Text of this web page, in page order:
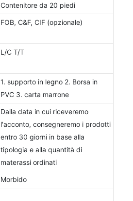
Contenitore da 20 piedi
FOB, C&F, CIF (opzionale)
L/C T/T
1. supporto in legno 2. Borsa in
PVC 3. carta marrone
Dalla data in cui riceveremo
l'acconto, consegneremo i prodotti
entro 30 giorni in base alla
tipologia e alla quantità di
materassi ordinati
Morbido